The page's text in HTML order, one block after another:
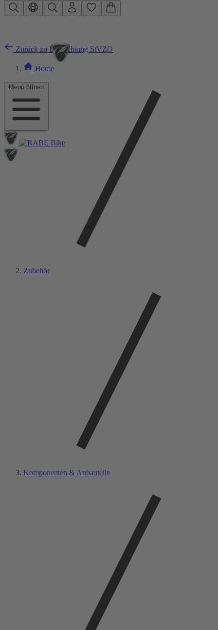
Zum Hauptinhalt springen
Menü öffnen
Zurück zu Beleuchtung StVZO
Home
Zubehör
Komponenten & Anbauteile